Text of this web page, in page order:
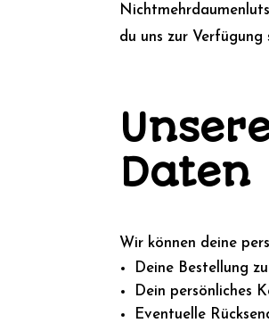
du uns zur
Daten
Wir können deine
Deine Bestellung
Dein persönliches
Eventuelle